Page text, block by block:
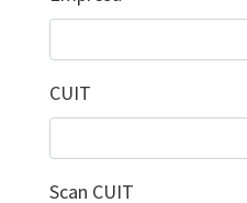
CUIT
Scan CUIT